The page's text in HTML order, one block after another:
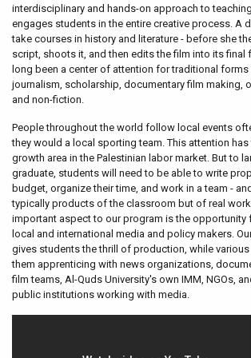
interdisciplinary and hands-on approach to
engages students in the entire creative process. A
take courses in history and literature - before she
script, shoots it, and then edits the film into its final
long been a center of attention for traditional
journalism, scholarship, documentary film making,
and non-fiction.
People throughout the world follow local events
they would a local sporting team. This attention
growth area in the Palestinian labor market. But to
graduate, students will need to be able to write
budget, organize their time, and work in a team -
typically products of the classroom but of real work
important aspect to our program is the opportunity
local and international media and policy makers.
gives students the thrill of production, while
them apprenticing with news organizations,
film teams, Al-Quds University's own IMM, NGOs,
public institutions working with media.